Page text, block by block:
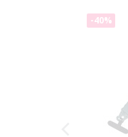
-40%